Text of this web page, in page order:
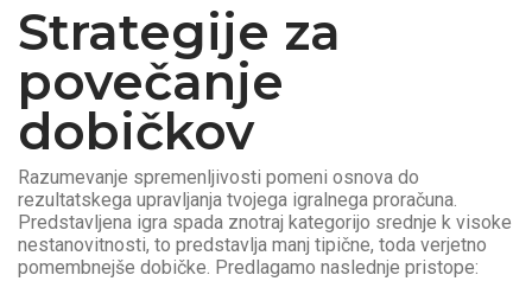
Strategije za
povečanje
dobičkov
Razumevanje spremenljivosti pomeni osnova do
rezultatskega upravljanja tvojega igralnega proračuna.
Predstavljena igra spada znotraj kategorijo srednje k visoke
nestanovitnosti, to predstavlja manj tipične, toda verjetno
pomembnejše dobičke. Predlagamo naslednje pristope: